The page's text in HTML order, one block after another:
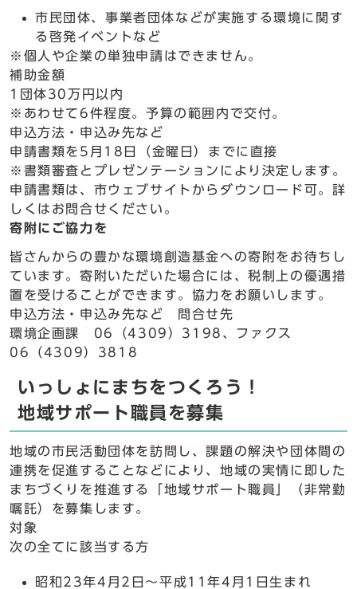
市民団体、事業者団体などが実施する環境に関す
る啓発イベントなど
※個人や企業の単独申請はできません。
補助金額
1団体30万円以内
※あわせて6件程度。予算の範囲内で交付。
申込方法・申込み先など
申請書類を5月18日（金曜日）までに直接
※書類審査とプレゼンテーションにより決定します。
申請書類は、市ウェブサイトからダウンロード可。詳
しくはお問合せください。
寄附にご協力を
皆さんからの豊かな環境創造基金への寄附をお待ちし
ています。寄附いただいた場合には、税制上の優遇措
置を受けることができます。協力をお願いします。
申込方法・申込み先など 問合せ先
環境企画課 06（4309）3198、ファクス
06（4309）3818
いっしょにまちをつくろう！
地域サポート職員を募集
地域の市民活動団体を訪問し、課題の解決や団体間の
連携を促進することなどにより、地域の実情に即した
まちづくりを推進する「地域サポート職員」（非常勤
嘱託）を募集します。
対象
次の全てに該当する方
昭和23年4月2日～平成11年4月1日生まれ